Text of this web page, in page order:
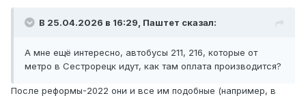
В 25.04.2026 в 16:29, Паштет сказал:
А мне ещё интересно, автобусы 211, 216, которые от
метро в Сестрорецк идут, как там оплата производится?
После реформы-2022 они и все им подобные (например, в